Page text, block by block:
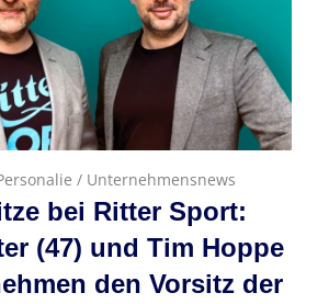
/ Unternehmensnews
bei Ritter Sport:
(47) und Tim Hoppe
den Vorsitz der